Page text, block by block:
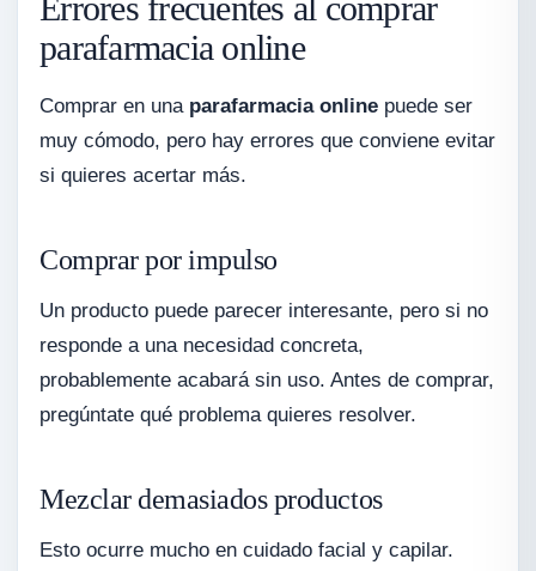
parafarmacia online
Comprar en una parafarmacia online puede ser
muy cómodo, pero hay errores que conviene evitar
si quieres acertar más.
Comprar por impulso
Un producto puede parecer interesante, pero si no
responde a una necesidad concreta,
probablemente acabará sin uso. Antes de comprar,
pregúntate qué problema quieres resolver.
Mezclar demasiados productos
Esto ocurre mucho en cuidado facial y capilar.